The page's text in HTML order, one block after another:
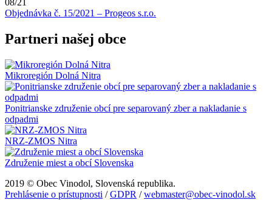
Objednávka č. 15/2021 – Progeos s.r.o.
Partneri našej obce
Mikroregión Dolná Nitra
Ponitrianske združenie obcí pre separovaný zber a nakladanie s
odpadmi
NRZ-ZMOS Nitra
Združenie miest a obcí Slovenska
2019 © Obec Vinodol, Slovenská republika.
Prehlásenie o prístupnosti /GDPR /webmaster@obec-vinodol.sk